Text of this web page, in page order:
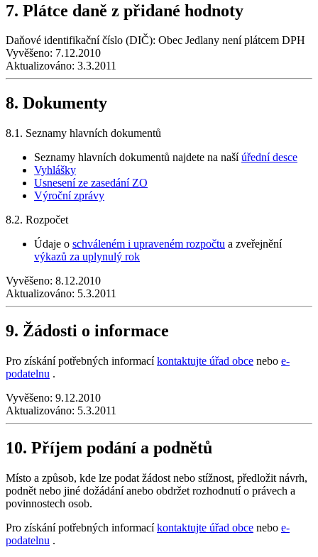
7. Plátce daně z přidané hodnoty
Daňové identifikační číslo (DIČ): Obec Jedlany není plátcem DPH
Vyvěšeno: 7.12.2010
Aktualizováno: 3.3.2011
8. Dokumenty
8.1. Seznamy hlavních dokumentů
Seznamy hlavních dokumentů najdete na našíúřední desce
Vyhlášky
Usnesení ze zasedání ZO
Výroční zprávy
8.2. Rozpočet
Údaje o schváleném i upraveném rozpočtu a zveřejnění
výkazů za uplynulý rok
Vyvěšeno: 8.12.2010
Aktualizováno: 5.3.2011
9. Žádosti o informace
Pro získání potřebných informacíkontaktujte úřad obce nebo e-
podatelnu .
Vyvěšeno: 9.12.2010
Aktualizováno: 5.3.2011
10. Příjem podání a podnětů
Místo a způsob, kde lze podat žádost nebo stížnost, předložit návrh,
podnět nebo jiné dožádání anebo obdržet rozhodnutí o právech a
povinnostech osob.
Pro získání potřebných informacíkontaktujte úřad obce nebo e-
podatelnu .